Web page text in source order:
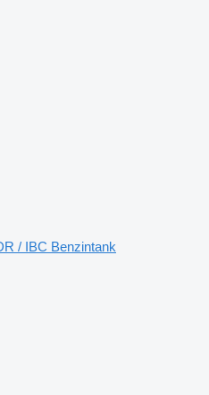
/ IBC Benzintank